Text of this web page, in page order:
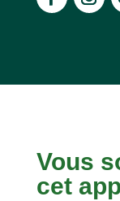
Vous
cet